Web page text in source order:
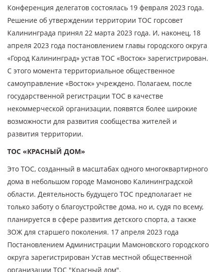
Конференция делегатов состоялась 19 февраля 2023 года.
Решение об утверждении территории ТОС горсовет
Калининграда принял 22 марта 2023 года. И, наконец, 18
апреля 2023 года постановлением главы городского округа
«Город Калининград» устав ТОС «Восток» зарегистрирован.
С этого момента территориальное общественное
самоуправление «Восток» учреждено. Полагаем, после
государственной регистрации ТОС в качестве
некоммерческой организации, появятся более широкие
возможности для развития сообщества жителей и
развития территории.
ТОС «КРАСНЫЙ ДОМ»
Это ТОС, созданный в масштабах одного многоквартирного
дома в небольшом городе Мамоново Калининградской
области. Деятельность будущего ТОС предполагает не
только заботу о благоустройстве дома, но и, судя по всему,
планируется в сфере развития детского спорта, а также
ЗОЖ для старшего поколения. 17 апреля 2023 года
Постановлением Администрации Мамоновского городского
округа зарегистрирован Устав местной общественной
организации ТОС "Красный дом".